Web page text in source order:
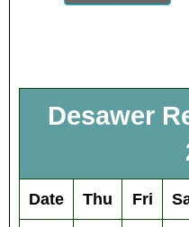
Desawer
Date Thu Fri